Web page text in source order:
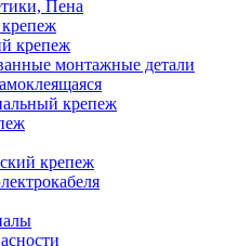
Пена
крепеж
монтажные детали
крепеж
крепеж